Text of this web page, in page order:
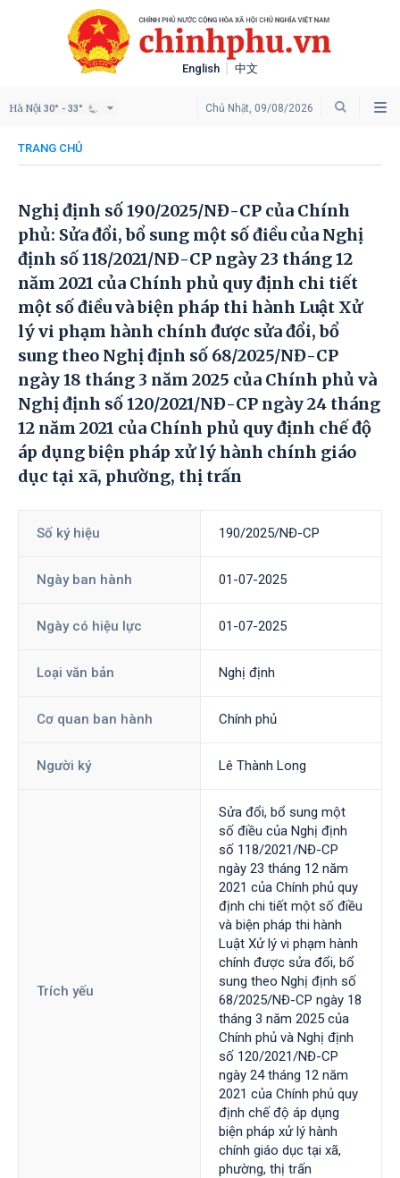
English 中文
Chủ Nhật, 09/08/2026
Hà Nội 30° - 33°
TRANG CHỦ
Nghị định số 190/2025/NĐ-CP của Chính
phủ: Sửa đổi, bổ sung một số điều của Nghị
định số 118/2021/NĐ-CP ngày 23 tháng 12
năm 2021 của Chính phủ quy định chi tiết
một số điều và biện pháp thi hành Luật Xử
lý vi phạm hành chính được sửa đổi, bổ
sung theo Nghị định số 68/2025/NĐ-CP
ngày 18 tháng 3 năm 2025 của Chính phủ và
Nghị định số 120/2021/NĐ-CP ngày 24 tháng
12 năm 2021 của Chính phủ quy định chế độ
áp dụng biện pháp xử lý hành chính giáo
dục tại xã, phường, thị trấn
Số ký hiệu 190/2025/NĐ-CP
Ngày ban hành 01-07-2025
Ngày có hiệu lực 01-07-2025
Loại văn bản Nghị định
Cơ quan ban hành Chính phủ
Người ký Lê Thành Long
Trích yếu
Sửa đổi, bổ sung một
số điều của Nghị định
số 118/2021/NĐ-CP
ngày 23 tháng 12 năm
2021 của Chính phủ quy
định chi tiết một số điều
và biện pháp thi hành
Luật Xử lý vi phạm hành
chính được sửa đổi, bổ
sung theo Nghị định số
68/2025/NĐ-CP ngày 18
tháng 3 năm 2025 của
Chính phủ và Nghị định
số 120/2021/NĐ-CP
ngày 24 tháng 12 năm
2021 của Chính phủ quy
định chế độ áp dụng
biện pháp xử lý hành
chính giáo dục tại xã,
phường, thị trấn